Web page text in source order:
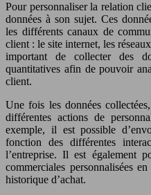
Pour personnaliser la relation
données à son sujet. Ces
les différents canaux de
client : le site internet, les
important de collecter des
quantitatives afin de pouvoir
client.
Une fois les données
différentes actions de
exemple, il est possible
fonction des différentes
l’entreprise. Il est également
commerciales personnalisées
historique d’achat.